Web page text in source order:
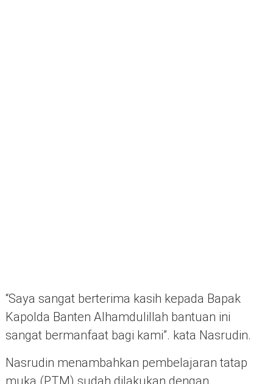
“Saya sangat berterima kasih kepada Bapak
Kapolda Banten Alhamdulillah bantuan ini
sangat bermanfaat bagi kami”. kata Nasrudin.
Nasrudin menambahkan pembelajaran tatap
muka (PTM) sudah dilakukan dengan